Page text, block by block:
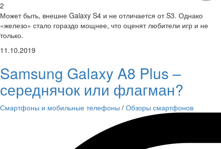
2
Может быть, внешне Galaxy S4 и не отличается от S3. Однако
«железо» стало гораздо мощнее, что оценят любители игр и не
только.
11.10.2019
Samsung Galaxy A8 Plus –
середнячок или флагман?
Смартфоны и мобильные телефоны / Обзоры смартфонов